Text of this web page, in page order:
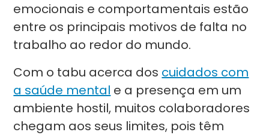
emocionais e comportamentais estão
entre os principais motivos de falta no
trabalho ao redor do mundo.
Com o tabu acerca dos cuidados com
a saúde mental e a presença em um
ambiente hostil, muitos colaboradores
chegam aos seus limites, pois têm